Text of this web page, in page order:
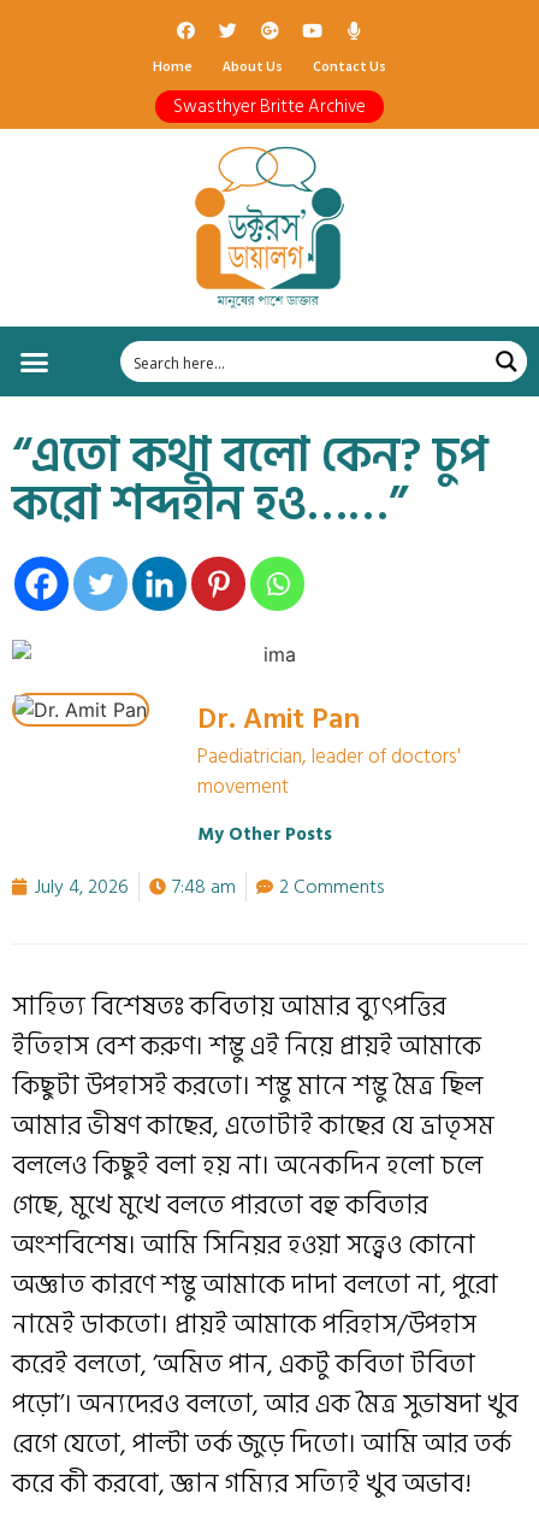
Home About Us Contact Us
Swasthyer Britte Archive
“এতো কথা বলো কেন? চুপ
করো শব্দহীন হও……”
Dr. Amit Pan
Paediatrician, leader of doctors'
movement
My Other Posts
July 4, 2026 7:48 am 2 Comments
সাহিত্য বিশেষতঃ কবিতায় আমার ব্যুৎপত্তির
ইতিহাস বেশ করুণ। শম্ভু এই নিয়ে প্রায়ই আমাকে
কিছুটা উপহাসই করতো। শম্ভু মানে শম্ভু মৈত্র ছিল
আমার ভীষণ কাছের, এতোটাই কাছের যে ভ্রাতৃসম
বললেও কিছুই বলা হয় না। অনেকদিন হলো চলে
গেছে, মুখে মুখে বলতে পারতো বহু কবিতার
অংশবিশেষ। আমি সিনিয়র হওয়া সত্ত্বেও কোনো
অজ্ঞাত কারণে শম্ভু আমাকে দাদা বলতো না, পুরো
নামেই ডাকতো। প্রায়ই আমাকে পরিহাস/উপহাস
করেই বলতো, ‘অমিত পান, একটু কবিতা টবিতা
পড়ো’। অন্যদেরও বলতো, আর এক মৈত্র সুভাষদা খুব
রেগে যেতো, পাল্টা তর্ক জুড়ে দিতো। আমি আর তর্ক
করে কী করবো, জ্ঞান গম্যির সত্যিই খুব অভাব!